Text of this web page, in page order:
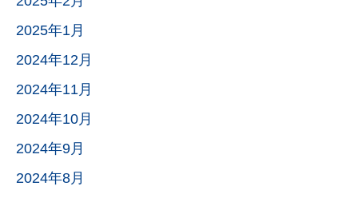
2025年1月
2024年12月
2024年11月
2024年10月
2024年9月
2024年8月